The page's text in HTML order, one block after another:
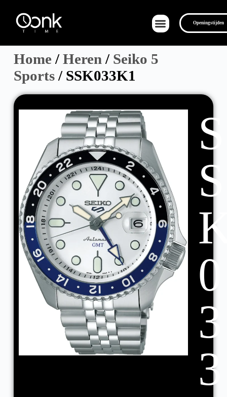
Openingstijden
Home /Heren / Seiko 5
Sports/ SSK033K1
S
S
0
3
3